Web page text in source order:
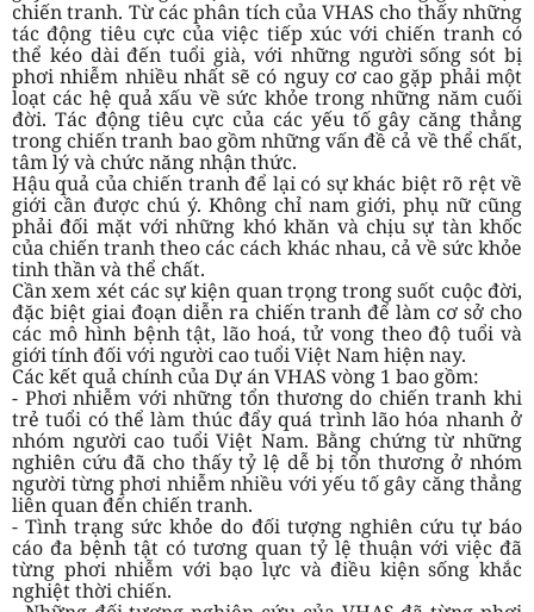
chiến tranh. Từ các phân tích của VHAS cho thấy những
tác động tiêu cực của việc tiếp xúc với chiến tranh có
thể kéo dài đến tuổi già, với những người sống sót bị
phơi nhiễm nhiều nhất sẽ có nguy cơ cao gặp phải một
loạt các hệ quả xấu về sức khỏe trong những năm cuối
đời. Tác động tiêu cực của các yếu tố gây căng thẳng
trong chiến tranh bao gồm những vấn đề cả về thể chất,
tâm lý và chức năng nhận thức.
Hậu quả của chiến tranh để lại có sự khác biệt rõ rệt về
giới cần được chú ý. Không chỉ nam giới, phụ nữ cũng
phải đối mặt với những khó khăn và chịu sự tàn khốc
của chiến tranh theo các cách khác nhau, cả về sức khỏe
tinh thần và thể chất.
Cần xem xét các sự kiện quan trọng trong suốt cuộc đời,
đặc biệt giai đoạn diễn ra chiến tranh để làm cơ sở cho
các mô hình bệnh tật, lão hoá, tử vong theo độ tuổi và
giới tính đối với người cao tuổi Việt Nam hiện nay.
Các kết quả chính của Dự án VHAS vòng 1 bao gồm:
- Phơi nhiễm với những tổn thương do chiến tranh khi
trẻ tuổi có thể làm thúc đẩy quá trình lão hóa nhanh ở
nhóm người cao tuổi Việt Nam. Bằng chứng từ những
nghiên cứu đã cho thấy tỷ lệ dễ bị tổn thương ở nhóm
người từng phơi nhiễm nhiều với yếu tố gây căng thẳng
liên quan đến chiến tranh.
- Tình trạng sức khỏe do đối tượng nghiên cứu tự báo
cáo đa bệnh tật có tương quan tỷ lệ thuận với việc đã
từng phơi nhiễm với bạo lực và điều kiện sống khắc
nghiệt thời chiến.